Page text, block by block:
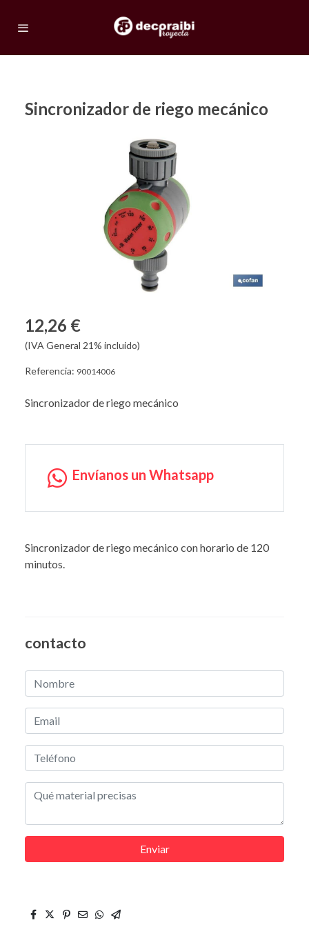
Sincronizador de riego mecánico
12,26 €
(IVA General 21% incluido)
Referencia: 90014006
Sincronizador de riego mecánico
Envíanos un Whatsapp
Sincronizador de riego mecánico con horario de 120
minutos.
contacto
Enviar